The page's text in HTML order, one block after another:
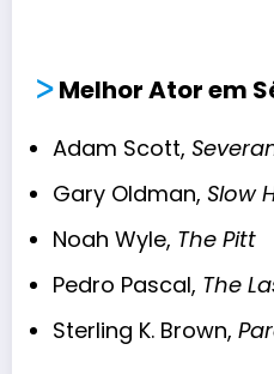
ᐳMelhor Ator em
Adam Scott,
Gary Oldman, Slow
Noah Wyle, The Pitt
Pedro Pascal, The
Sterling K. Brown,